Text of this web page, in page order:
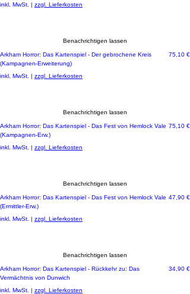
inkl. MwSt. | zzgl. Lieferkosten
Benachrichtigen lassen
Arkham Horror: Das Kartenspiel - Der gebrochene Kreis
(Kampagnen-Erweiterung)
Preis
75,10 €
inkl. MwSt. | zzgl. Lieferkosten
Benachrichtigen lassen
Arkham Horror: Das Kartenspiel - Das Fest von Hemlock Vale
(Kampagnen-Erw.)
Preis
75,10 €
inkl. MwSt. | zzgl. Lieferkosten
Benachrichtigen lassen
Arkham Horror: Das Kartenspiel - Das Fest von Hemlock Vale
(Ermittler-Erw.)
Preis
47,90 €
inkl. MwSt. | zzgl. Lieferkosten
Benachrichtigen lassen
Arkham Horror: Das Kartenspiel - Rückkehr zu: Das
Vermächtnis von Dunwich
Preis
34,90 €
inkl. MwSt. | zzgl. Lieferkosten